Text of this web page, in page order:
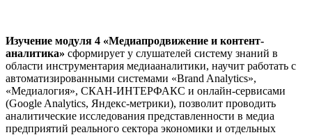
Изучение модуля 4 «Медиапродвижение и контент-
аналитика» сформирует у слушателей систему знаний в
области инструментария медиааналитики, научит работать с
автоматизированными системами «Brand Analytics»,
«Медиалогия», СКАН-ИНТЕРФАКС и онлайн-сервисами
(Google Analytics, Яндекс-метрики), позволит проводить
аналитические исследования представленности в медиа
предприятий реального сектора экономики и отдельных